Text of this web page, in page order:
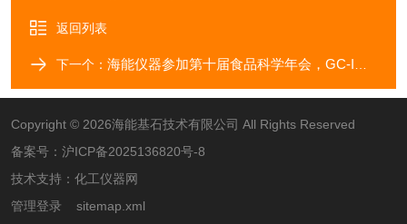
返回列表
下一个： 海能仪器参加第十届食品科学年会，GC-IMS助力风味分析
Copyright © 2026海能基石技术有限公司 All Rights Reserved
备案号： 沪ICP备2025136820号-8
技术支持： 化工仪器网
管理登录
sitemap.xml